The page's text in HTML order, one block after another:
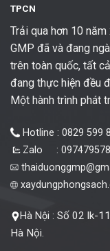
TPCN
Trải qua hơn 10
GMP đã và đang
trên toàn quốc, tất
đang thực hiện đều
Một hành trình phát
Hotline : 0829 599
Zalo :
Hà Nội : Số 02 lk-
Hà Nội.